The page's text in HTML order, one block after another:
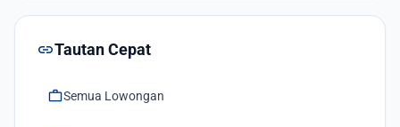
linkTautan Cepat
workSemua Lowongan